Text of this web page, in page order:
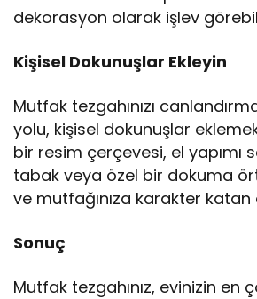
dekorasyon olarak işlev
Kişisel Dokunuşlar Ekleyin
Mutfak tezgahınızı
yolu, kişisel dokunuşlar
bir resim çerçevesi, el yapımı
tabak veya özel bir dokuma
ve mutfağınıza karakter
Sonuç
Mutfak tezgahınız, evinizin en